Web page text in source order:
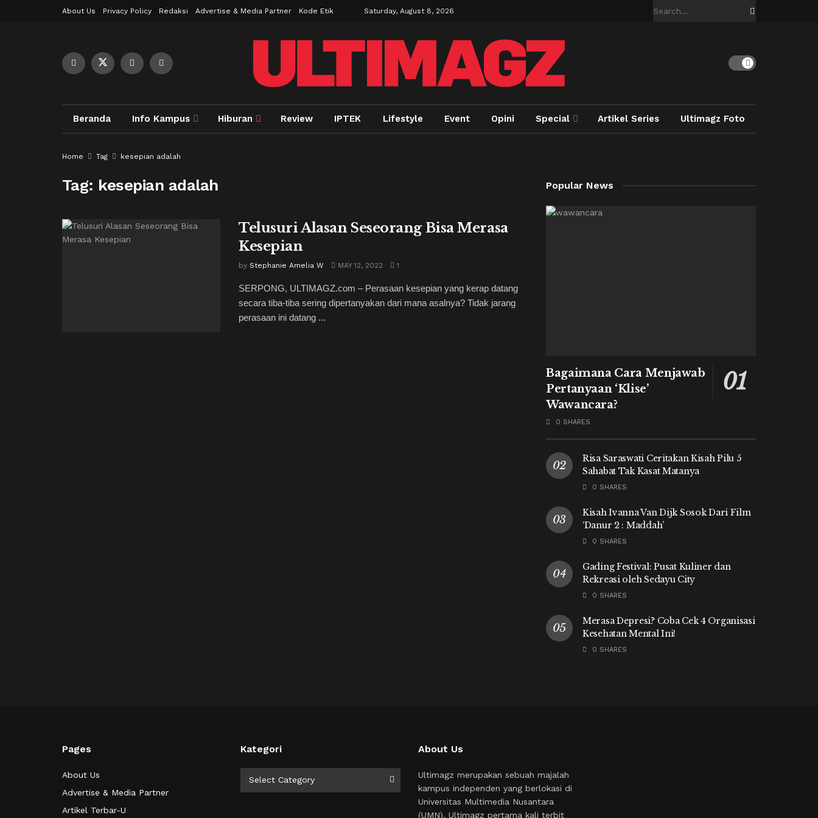
About Us Privacy Policy Redaksi Advertise & Media Partner Kode Etik Saturday, August 8, 2026
Beranda Info Kampus Hiburan Review IPTEK Lifestyle Event Opini Special Artikel Series Ultimagz Foto
Home Tag kesepian adalah
Tag: kesepian adalah
Telusuri Alasan Seseorang Bisa Merasa
Kesepian
by Stephanie Amelia W MAY 12, 2022 1
SERPONG, ULTIMAGZ.com – Perasaan kesepian yang kerap datang
secara tiba-tiba sering dipertanyakan dari mana asalnya? Tidak jarang
perasaan ini datang ...
Popular News
Bagaimana Cara Menjawab
Pertanyaan ‘Klise’
Wawancara?
0 SHARES
Risa Saraswati Ceritakan Kisah Pilu 5
Sahabat Tak Kasat Matanya
0 SHARES
Kisah Ivanna Van Dijk Sosok Dari Film
‘Danur 2 : Maddah’
0 SHARES
Gading Festival: Pusat Kuliner dan
Rekreasi oleh Sedayu City
0 SHARES
Merasa Depresi? Coba Cek 4 Organisasi
Kesehatan Mental Ini!
0 SHARES
Pages
About Us
Advertise & Media Partner
Artikel Terbar-U
Kategori
Select Category
About Us
Ultimagz merupakan sebuah majalah
kampus independen yang berlokasi di
Universitas Multimedia Nusantara
(UMN). Ultimagz pertama kali terbit